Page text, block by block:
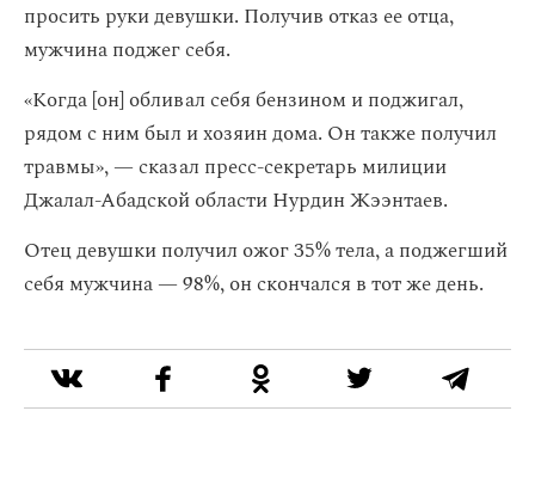
просить руки девушки. Получив отказ ее отца,
мужчина поджег себя.
«Когда [он] обливал себя бензином и поджигал,
рядом с ним был и хозяин дома. Он также получил
травмы», — сказал пресс-секретарь милиции
Джалал-Абадской области Нурдин Жээнтаев.
Отец девушки получил ожог 35% тела, а поджегший
себя мужчина — 98%, он скончался в тот же день.